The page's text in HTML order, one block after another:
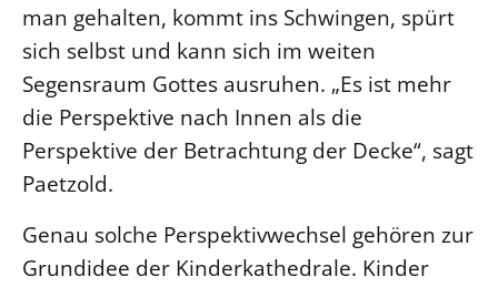
man gehalten, kommt ins Schwingen, spürt
sich selbst und kann sich im weiten
Segensraum Gottes ausruhen. „Es ist mehr
die Perspektive nach Innen als die
Perspektive der Betrachtung der Decke“, sagt
Paetzold.
Genau solche Perspektivwechsel gehören zur
Grundidee der Kinderkathedrale. Kinder